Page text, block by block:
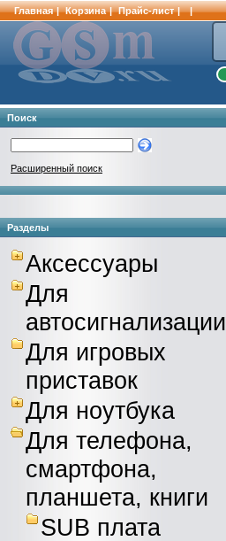
Главная | Корзина | Прайс-лист | |
Поиск
Расширенный поиск
Разделы
Аксессуары
Для
автосигнализации
Для игровых
приставок
Для ноутбука
Для телефона,
смартфона,
планшета, книги
SUB плата